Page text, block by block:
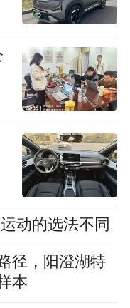
动的选法不同
径，阳澄湖特
本